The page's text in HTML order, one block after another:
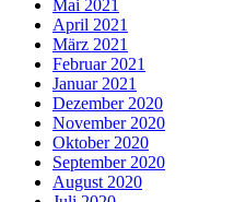
Mai 2021
April 2021
März 2021
Februar 2021
Januar 2021
Dezember 2020
November 2020
Oktober 2020
September 2020
August 2020